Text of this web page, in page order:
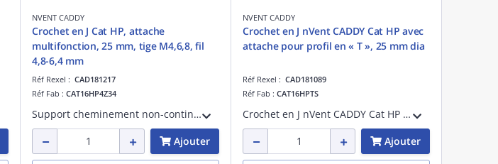
NVENT CADDY
Crochet en J Cat HP, attache
multifonction, 25 mm, tige M4,6,8, fil
4,8-6,4 mm
Réf Rexel : CAD181217
Réf Fab : CAT16HP4Z34
Support cheminement non-continu. Crochet en J CAT-HP 25 mm, combiné avec Attache Rapide sur tige filetée M4 à M8,
Ajouter
NVENT CADDY
Crochet en J nVent CADDY Cat HP avec
attache pour profil en « T », 25 mm dia
Réf Rexel : CAD181089
Réf Fab : CAT16HPTS
Crochet en J nVent CADDY Cat HP avec attache pour profil en « T » - Aucun outil d'installation nécessaire pour l'attache de base.
Ajouter